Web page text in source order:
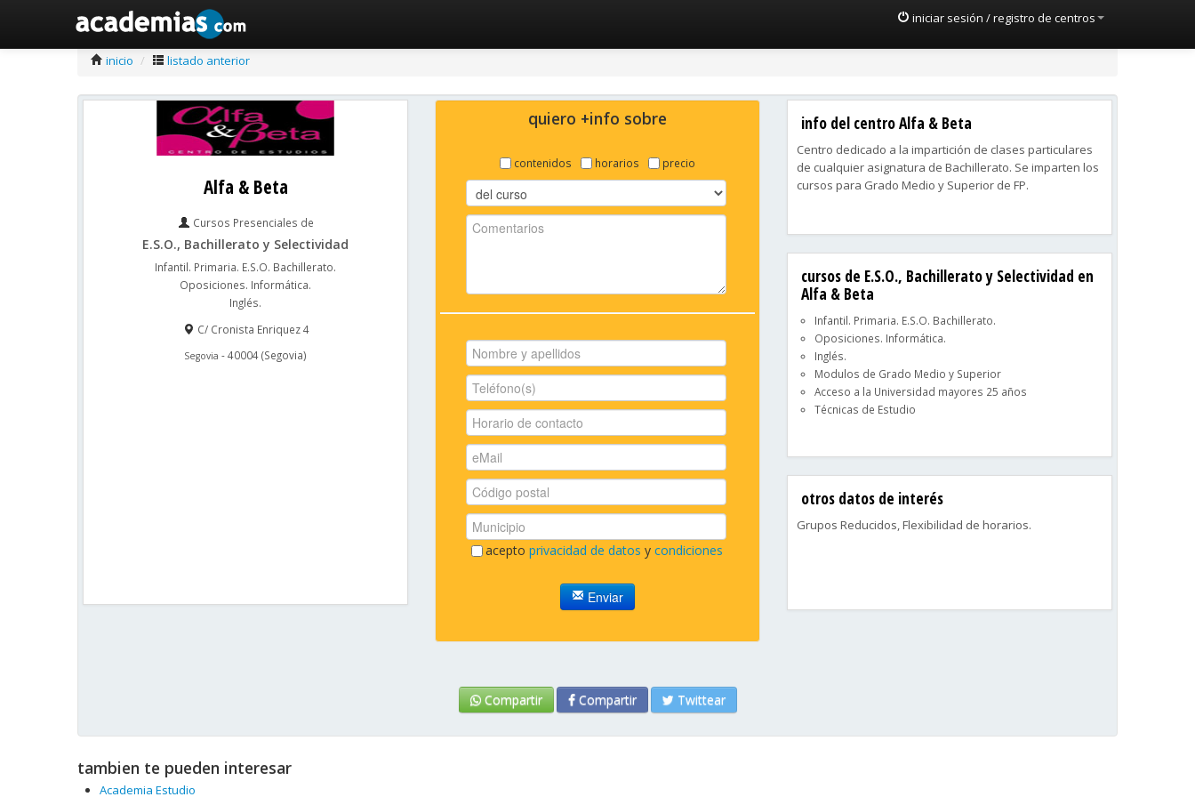
iniciar sesión / registro de centros
inicio / listado anterior
Alfa & Beta
Cursos Presenciales de
E.S.O., Bachillerato y Selectividad
Infantil. Primaria. E.S.O. Bachillerato.
Oposiciones. Informática.
Inglés.
C/ Cronista Enriquez 4
Segovia -40004(Segovia)
quiero +info sobre
contenidos horarios precio
aceptoprivacidad de datos ycondiciones
Enviar
info del centro Alfa & Beta
Centro dedicado a la impartición de clases particulares
de cualquier asignatura de Bachillerato. Se imparten los
cursos para Grado Medio y Superior de FP.
cursos de E.S.O., Bachillerato y Selectividad en
Alfa & Beta
Infantil. Primaria. E.S.O. Bachillerato.
Oposiciones. Informática.
Inglés.
Modulos de Grado Medio y Superior
Acceso a la Universidad mayores 25 años
Técnicas de Estudio
otros datos de interés
Grupos Reducidos, Flexibilidad de horarios.
Compartir Compartir Twittear
tambien te pueden interesar
Academia Estudio